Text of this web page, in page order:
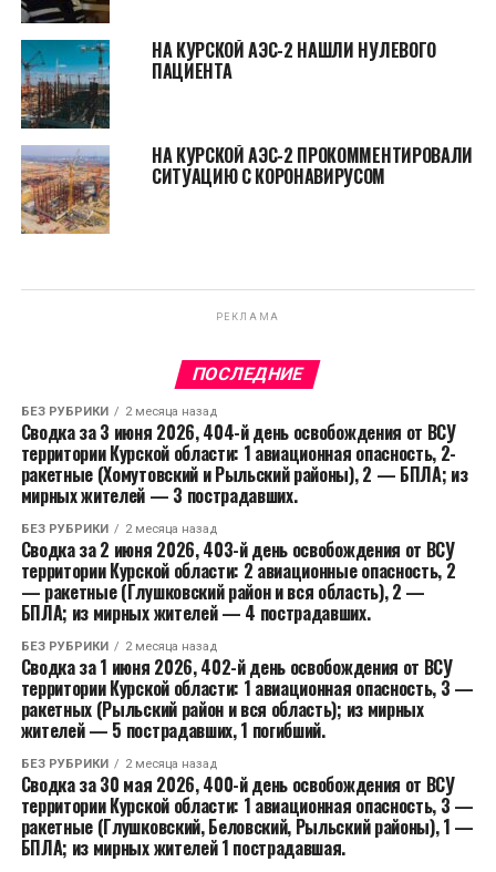
НА КУРСКОЙ АЭС-2 НАШЛИ НУЛЕВОГО
ПАЦИЕНТА
НА КУРСКОЙ АЭС-2 ПРОКОММЕНТИРОВАЛИ
СИТУАЦИЮ С КОРОНАВИРУСОМ
РЕКЛАМА
ПОСЛЕДНИЕ
БЕЗ РУБРИКИ 2 месяца назад
Сводка за 3 июня 2026, 404-й день освобождения от ВСУ
территории Курской области: 1 авиационная опасность, 2-
ракетные (Хомутовский и Рыльский районы), 2 — БПЛА; из
мирных жителей — 3 пострадавших.
БЕЗ РУБРИКИ 2 месяца назад
Сводка за 2 июня 2026, 403-й день освобождения от ВСУ
территории Курской области: 2 авиационные опасность, 2
— ракетные (Глушковский район и вся область), 2 —
БПЛА; из мирных жителей — 4 пострадавших.
БЕЗ РУБРИКИ 2 месяца назад
Сводка за 1 июня 2026, 402-й день освобождения от ВСУ
территории Курской области: 1 авиационная опасность, 3 —
ракетных (Рыльский район и вся область); из мирных
жителей — 5 пострадавших, 1 погибший.
БЕЗ РУБРИКИ 2 месяца назад
Сводка за 30 мая 2026, 400-й день освобождения от ВСУ
территории Курской области: 1 авиационная опасность, 3 —
ракетные (Глушковский, Беловский, Рыльский районы), 1 —
БПЛА; из мирных жителей 1 пострадавшая.